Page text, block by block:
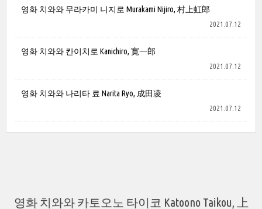
영화 치와와 무라카미 니지로 Murakami Nijiro, 村上虹郎
2021.07.12
영화 치와와 칸이치로 Kanichiro, 寛一郎
2021.07.12
영화 치와와 나리타 료 Narita Ryo, 成田凌
2021.07.12
영화 치와와 카토오노 타이코 Katoono Taikou, 上